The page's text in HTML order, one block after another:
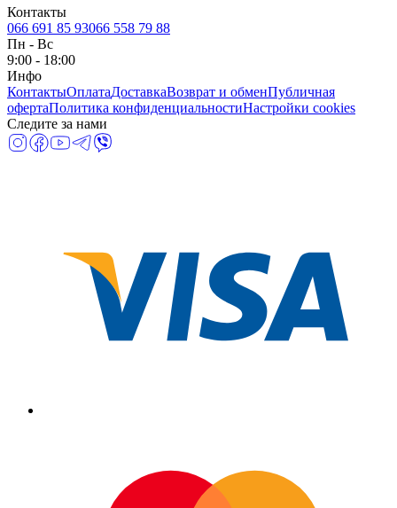
Контакты
066 691 85 93066 558 79 88
Пн - Вс
9:00 - 18:00
Инфо
КонтактыОплатаДоставкаВозврат и обменПубличная
офертаПолитика конфиденциальностиНастройки cookies
Следите за нами